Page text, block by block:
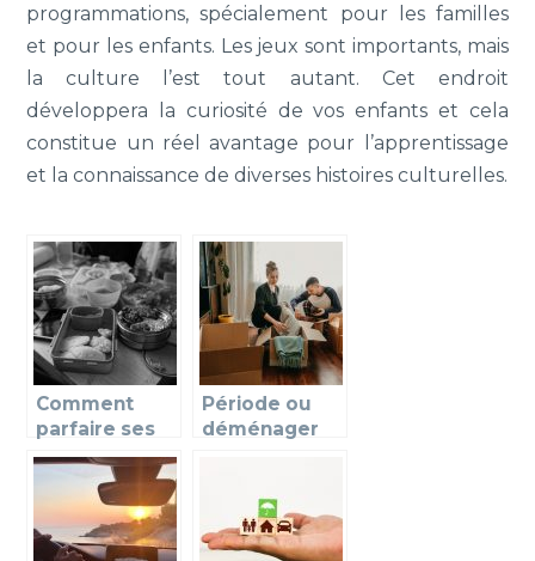
programmations, spécialement pour les familles
et pour les enfants. Les jeux sont importants, mais
la culture l’est tout autant. Cet endroit
développera la curiosité de vos enfants et cela
constitue un réel avantage pour l’apprentissage
et la connaissance de diverses histoires culturelles.
Comment
parfaire ses
sorties en
famille ?
Période ou
déménager